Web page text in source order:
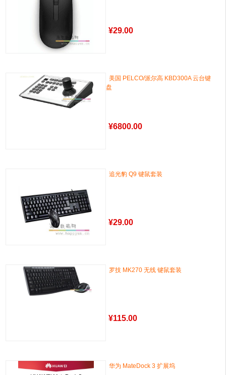
¥29.00
美国 PELCO/派尔高 KBD300A 云台键
盘
¥6800.00
追光豹 Q9 键鼠套装
¥29.00
罗技 MK270 无线 键鼠套装
¥115.00
华为 MateDock 3 扩展坞